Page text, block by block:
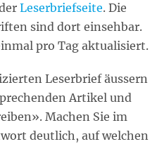
Leserbriefseite. Die
sind dort einsehbar.
pro Tag aktualisiert.
Leserbrief äussern
Artikel und
Machen Sie im
deutlich, auf welchen